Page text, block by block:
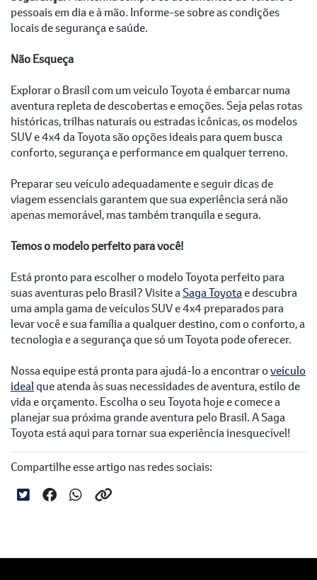
pessoais em dia e à mão. Informe-se sobre as condições
locais de segurança e saúde.
Não Esqueça
Explorar o Brasil com um veículo Toyota é embarcar numa
aventura repleta de descobertas e emoções. Seja pelas rotas
históricas, trilhas naturais ou estradas icônicas, os modelos
SUV e 4x4 da Toyota são opções ideais para quem busca
conforto, segurança e performance em qualquer terreno.
Preparar seu veículo adequadamente e seguir dicas de
viagem essenciais garantem que sua experiência será não
apenas memorável, mas também tranquila e segura.
Temos o modelo perfeito para você!
Está pronto para escolher o modelo Toyota perfeito para
suas aventuras pelo Brasil? Visite aSaga Toyotae descubra
uma ampla gama de veículos SUV e 4x4 preparados para
levar você e sua família a qualquer destino, com o conforto, a
tecnologia e a segurança que só um Toyota pode oferecer.
Nossa equipe está pronta para ajudá-lo a encontrar oveículo
ideal que atenda às suas necessidades de aventura, estilo de
vida e orçamento. Escolha o seu Toyota hoje e comece a
planejar sua próxima grande aventura pelo Brasil. A Saga
Toyota está aqui para tornar sua experiência inesquecível!
Compartilhe esse artigo nas redes sociais: